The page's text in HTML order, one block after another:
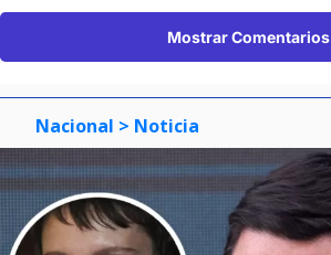
Mostrar Comentarios
Nacional > Noticia